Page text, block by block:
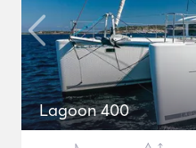
Lagoon 400